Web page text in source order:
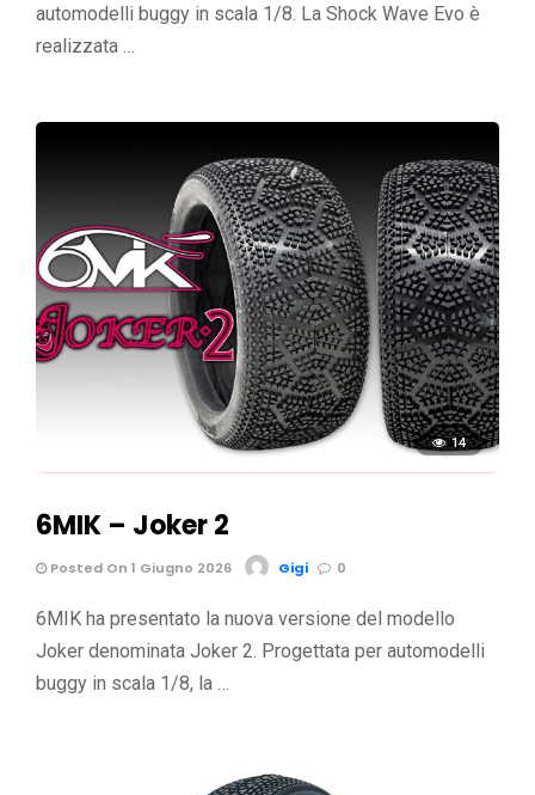
automodelli buggy in scala 1/8. La Shock Wave Evo è
realizzata …
14
6MIK – Joker 2
Posted On 1 Giugno 2026 Gigi 0
6MIK ha presentato la nuova versione del modello
Joker denominata Joker 2. Progettata per automodelli
buggy in scala 1/8, la …